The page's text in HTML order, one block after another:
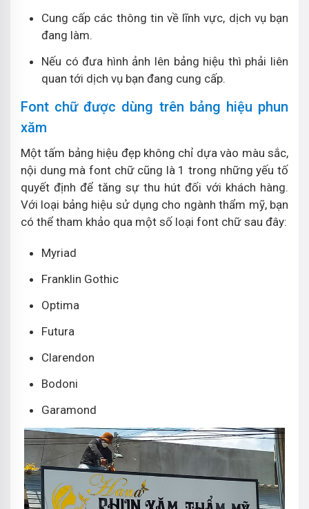
Cung cấp các thông tin về lĩnh vực, dịch vụ bạn
đang làm.
Nếu có đưa hình ảnh lên bảng hiệu thì phải liên
quan tới dịch vụ bạn đang cung cấp.
Font chữ được dùng trên bảng hiệu phun
xăm
Một tấm bảng hiệu đẹp không chỉ dựa vào màu sắc,
nội dung mà font chữ cũng là 1 trong những yếu tố
quyết định để tăng sự thu hút đối với khách hàng.
Với loại bảng hiệu sử dụng cho ngành thẩm mỹ, bạn
có thể tham khảo qua một số loại font chữ sau đây:
Myriad
Franklin Gothic
Optima
Futura
Clarendon
Bodoni
Garamond